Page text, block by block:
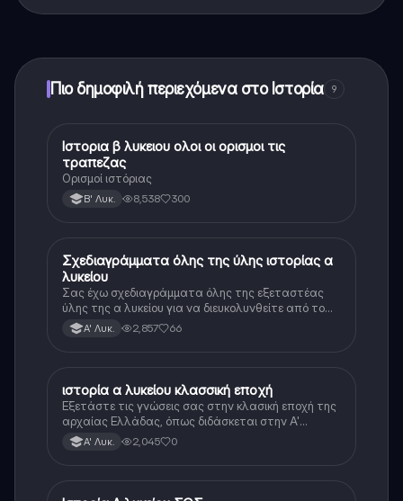
Πιο δημοφιλή περιεχόμενα στο Ιστορία 9
Ιστορία
Ιστορια β λυκειου ολοι οι ορισμοι τις
τραπεζας
Ορισμοί ιστόριας
Β' Λυκ. 8,538 300
Ιστορία
Σχεδιαγράμματα όλης της ύλης ιστορίας α
λυκείου
Σας έχω σχεδιαγράμματα όλης της εξεταστέας
ύλης της α λυκείου για να διευκολυνθείτε από το
τεράστιο βάρος του βιβλίου
Α' Λυκ. 2,857 66
Ιστορία
ιστορία α λυκείου κλασσική εποχή
Εξετάστε τις γνώσεις σας στην κλασική εποχή της
αρχαίας Ελλάδας, όπως διδάσκεται στην Α'
Λυκείου.Α' Λυκ. 2,045 0